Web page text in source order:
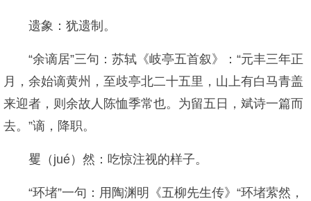
遗象：犹遗制。
“余谪居”三句：苏轼《岐亭五首叙》：“元丰三年正
月，余始谪黄州，至歧亭北二十五里，山上有白马青盖
来迎者，则余故人陈恤季常也。为留五日，斌诗一篇而
去。”谪，降职。
矍（jué）然：吃惊注视的样子。
“环堵”一句：用陶渊明《五柳先生传》“环堵萦然，